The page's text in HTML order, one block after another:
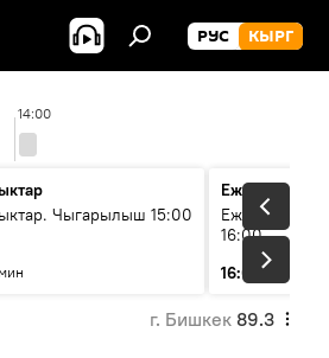
РУС КЫРГ
14:00
Чыгарылыш 15:00
Ежедневные
Ежедневные
16:00
16:01
3 мин
г. Бишкек 89.3